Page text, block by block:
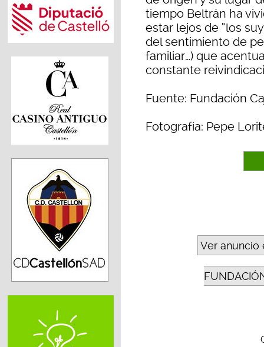
tiempo Beltrán ha
estar lejos de “los
del sentimiento de
familiar…) que
constante
Fuente: Fundación
Fotografía: Pepe
Ver anuncio